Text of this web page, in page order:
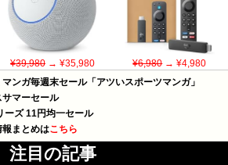
¥39,980→ ¥35,980 ¥6,980→ ¥4,980
ンガ毎週末セール「アツいスポーツマンガ」
マーセール
ーズ 11円均一セール
まとめはこちら
注目の記事